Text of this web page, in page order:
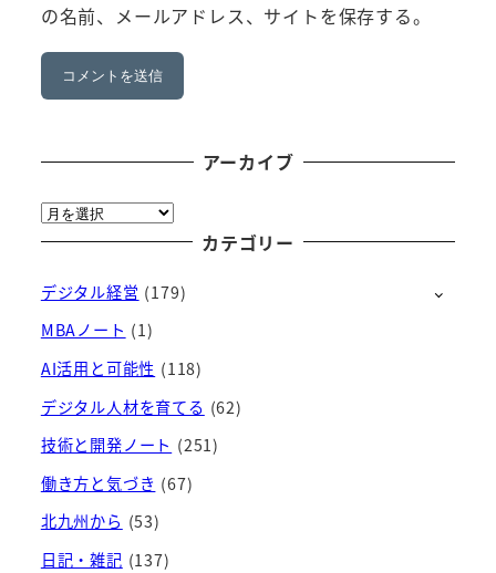
の名前、メールアドレス、サイトを保存する。
アーカイブ
ア
ー
イ
ブ
カテゴリー
デジタル経営 (179)
MBAノート (1)
AI活用と可能性 (118)
デジタル人材を育てる (62)
技術と開発ノート (251)
働き方と気づき (67)
北九州から (53)
日記・雑記 (137)